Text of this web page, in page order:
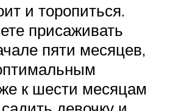
и торопиться.
присаживать
пяти месяцев,
к шести месяцам